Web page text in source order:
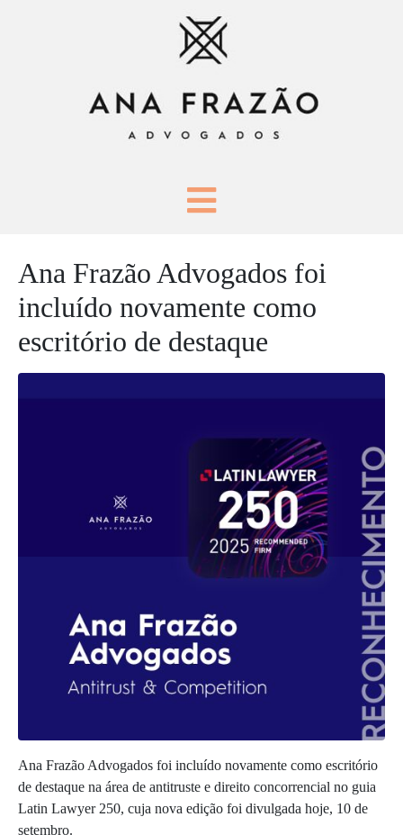
Ana Frazão Advogados foi
incluído novamente como
escritório de destaque
Ana Frazão Advogados foi incluído novamente como escritório
de destaque na área de antitruste e direito concorrencial no guia
Latin Lawyer 250, cuja nova edição foi divulgada hoje, 10 de
setembro.